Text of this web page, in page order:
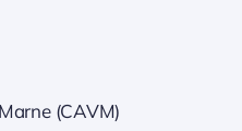
(CAVM)